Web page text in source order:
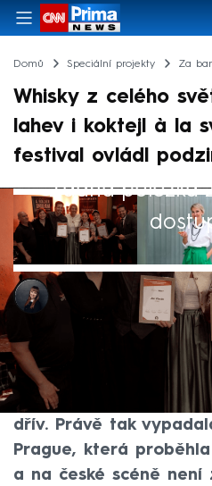
Domů Speciální projekty Za
Whisky z celého
lahev i koktejl à la
festival ovládl
Žádná položka
Pavlína Švarcová
9. lis 2024, 16:15
Whisky teče
vzduchem, barmanská
oči přítomných hostů
dřív. Právě tak
Prague, která
a na české scéně není